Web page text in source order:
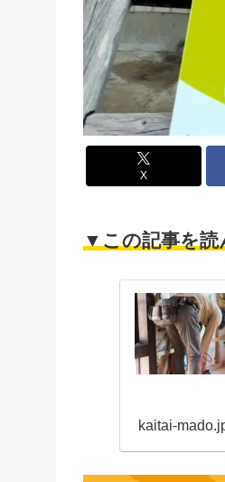
X
▼この記事を読
kaitai-